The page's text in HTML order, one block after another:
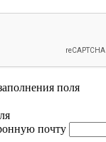
поля
почту